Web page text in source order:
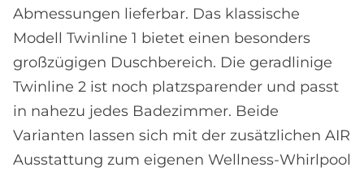
Abmessungen lieferbar. Das klassische
Modell Twinline 1 bietet einen besonders
großzügigen Duschbereich. Die geradlinige
Twinline 2 ist noch platzsparender und passt
in nahezu jedes Badezimmer. Beide
Varianten lassen sich mit der zusätzlichen AIR
Ausstattung zum eigenen Wellness-Whirlpool